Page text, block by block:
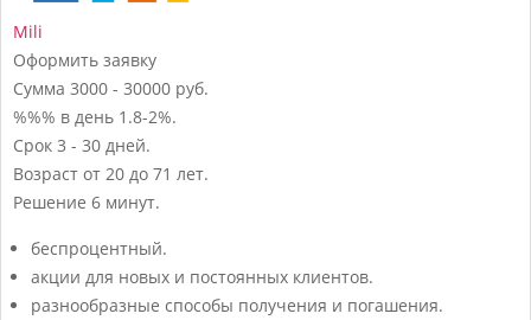
Mili
Оформить заявку
Сумма 3000 - 30000 руб.
%%% в день 1.8-2%.
Срок 3 - 30 дней.
Возраст от 20 до 71 лет.
Решение 6 минут.
беспроцентный.
акции для новых и постоянных клиентов.
разнообразные способы получения и погашения.